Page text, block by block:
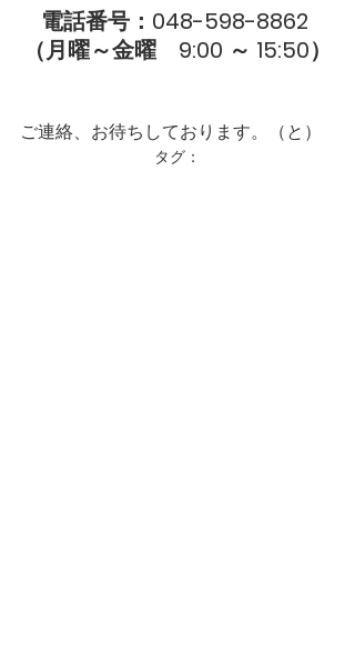
電話番号：048-598-8862
（月曜～金曜　9:00 ～ 15:50）
ご連絡、お待ちしております。（と）
タグ：